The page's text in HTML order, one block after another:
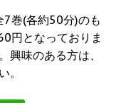
巻(各約50分)のも
円となっておりま
興味のある方は、
。